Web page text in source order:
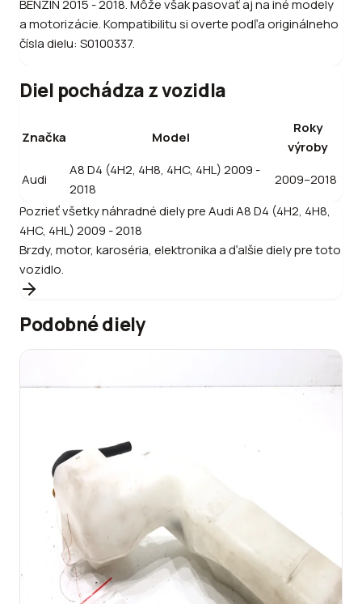
BENZÍN 2015 - 2018. Môže však pasovať aj na iné modely
a motorizácie. Kompatibilitu si overte podľa originálneho
čísla dielu: S0100337.
Diel pochádza z vozidla
Značka Model
Roky
výroby
Audi
A8 D4 (4H2, 4H8, 4HC, 4HL) 2009 -
2018
2009–2018
Pozrieť všetky náhradné diely preAudiA8 D4 (4H2, 4H8,
4HC, 4HL) 2009 - 2018
Brzdy, motor, karoséria, elektronika a ďalšie diely pre toto
vozidlo.
Podobné diely